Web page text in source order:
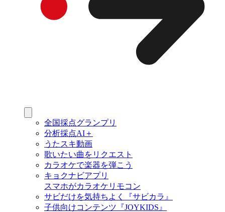
全国採点グランプリ
分析採点AI＋
うたスキ動画
歌いたい曲をリクエスト
カラオケで楽器を弾こう
キョクナビアプリ
スマホがカラオケリモコン
サビだけを気持ちよく『サビカラ』
子供向けコンテンツ『JOYKIDS』